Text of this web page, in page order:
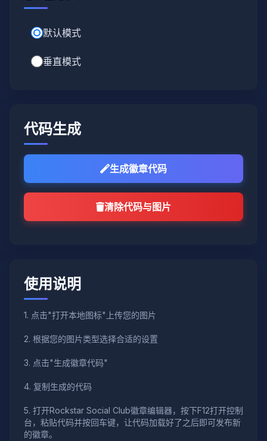
默认模式
垂直模式
代码生成
生成徽章代码
清除代码与图片
使用说明
1. 点击"打开本地图标"上传您的图片
2. 根据您的图片类型选择合适的设置
3. 点击"生成徽章代码"
4. 复制生成的代码
5. 打开Rockstar Social Club徽章编辑器，按下F12打开控制
台，粘贴代码并按回车键，让代码加载好了之后即可发布新
的徽章。